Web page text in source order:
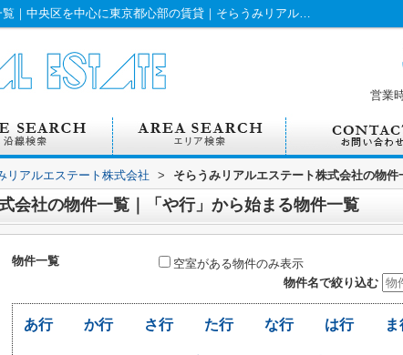
そらうみリアルエステート株式会社の物件一覧｜中央区を中心に東京都心部の賃貸｜そらうみリアルエステート株式会社｜「や行」から始まる物件一覧
営業
リアルエステート株式会社 > そらうみリアルエステート株式会社の物
会社の物件一覧｜「や行」から始まる物件一覧
物件一覧
空室がある物件のみ表示
物件名で絞り込む
あ行 か行 さ行 た行 な行 は行